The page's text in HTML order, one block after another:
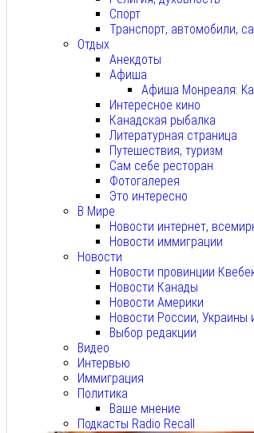
Спорт
Транспорт, автомобили,
Отдых
Анекдоты
Афиша
Афиша Монреаля:
Интересное кино
Канадская рыбалка
Литературная страница
Путешествия, туризм
Сам себе ресторан
Фотогалерея
Это интересно
В Мире
Новости интернет,
Новости иммиграции
Новости
Новости провинции
Новости Канады
Новости Америки
Новости России,
Выбор редакции
Видео
Интервью
Иммиграция
Политика
Ваше мнение
Подкасты Radio Recall